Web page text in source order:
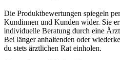
Die Produktbewertungen spiegeln
Kundinnen und Kunden wider. Sie
individuelle Beratung durch eine
Bei länger anhaltenden oder
du stets ärztlichen Rat einholen.